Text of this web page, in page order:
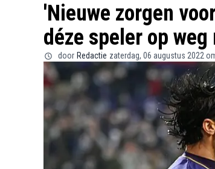
'Nieuwe zorgen
déze speler op
door Redactie zaterdag, 06 augustus 2022